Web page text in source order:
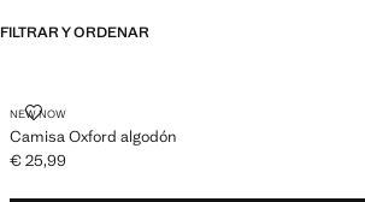
FILTRAR Y ORDENAR
NEW NOW
Camisa Oxford algodón
CAMISA OXFORD ALGODÓN
Precio actual [€ 25,99 ]
€ 25,99